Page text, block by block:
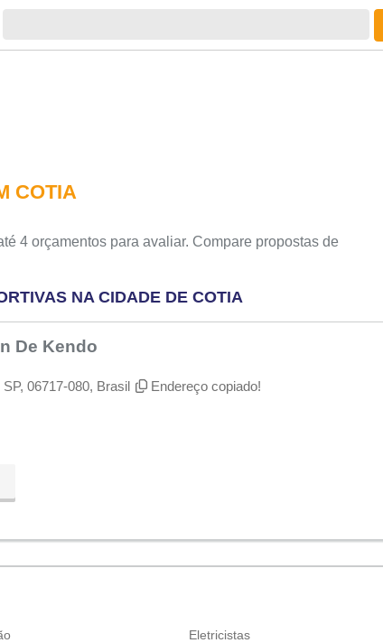
COTIA
4 orçamentos para avaliar. Compare propostas de
NA CIDADE DE COTIA
De Kendo
06717-080, Brasil Endereço copiado!
Eletricistas